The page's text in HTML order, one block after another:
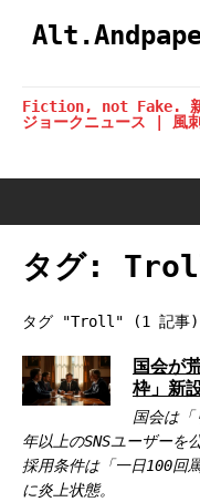
Fiction, not Fake. 新
ジョークニュース | 風
タグ:
タグ "Troll" (1 記事)
国会が
枠」新
国会は「
年以上のSNSユーザーを
採用条件は「一日100回
に炎上状態。